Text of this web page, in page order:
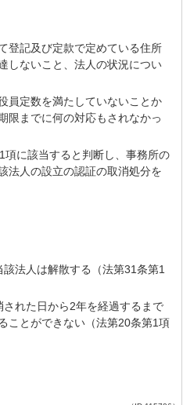
記及び定款で定めている住所
しないこと、法人の状況につい
員定数を満たしていないことか
限までに何の対応もされなかっ
に該当すると判断し、事務所の
法人の設立の認証の取消処分を
該法人は解散する（法第31条第1
された日から2年を経過するまで
ことができない（法第20条第1項